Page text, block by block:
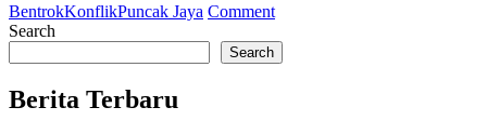
BentrokKonflikPuncak Jaya Commenton
Jaya
Memanas!
Search
Search
Berita Terbaru